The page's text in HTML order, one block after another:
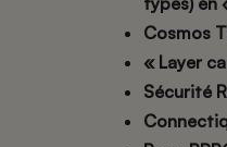
Cosmos
« Layer
Sécurité